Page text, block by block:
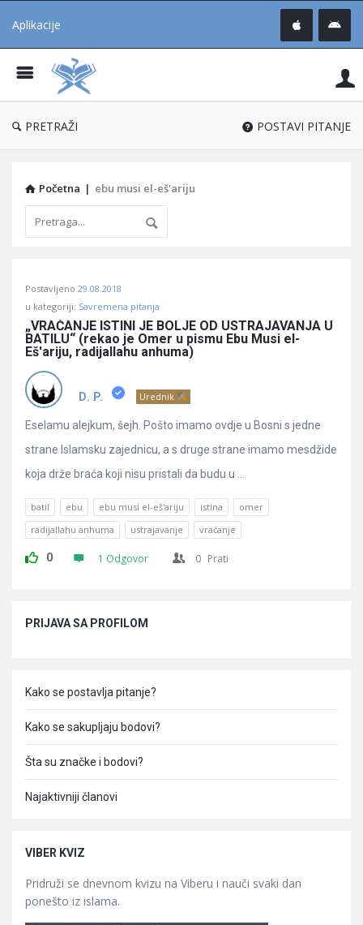
Aplikacije
®
PRETRAŽI POSTAVI PITANJE
Početna | ebu musi el-eš'ariju
Učene
Latest
Pitanja
Postavljeno 29.08.2018
u kategoriji: Savremena pitanja
„VRAĆANJE ISTINI JE BOLJE OD USTRAJAVANJA U
BATILU“ (rekao je Omer u pismu Ebu Musi el-
Eš'ariju, radijallahu anhuma)
D. P. Urednik
Eselamu alejkum, šejh. Pošto imamo ovdje u Bosni s jedne
strane Islamsku zajednicu, a s druge strane imamo mesdžide
koja drže braća koji nisu pristali da budu u ...
batil ebu ebu musi el-eš'ariju istina
omer
radijallahu anhuma
ustrajavanje vraćanje
0 1 Odgovor 0 Prati
PRIJAVA SA PROFILOM
Kako se postavlja pitanje?
Kako se sakupljaju bodovi?
Šta su značke i bodovi?
Najaktivniji članovi
VIBER KVIZ
Pridruži se dnevnom kvizu na Viberu i nauči svaki dan
ponešto iz islama.